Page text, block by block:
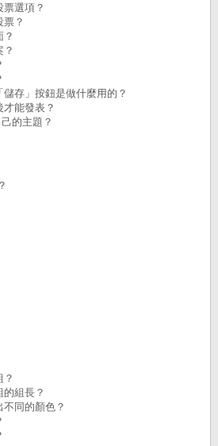
選項？
？
存」按鈕是做什麼用的？
能發表？
的主題？
組長？
同的顏色？